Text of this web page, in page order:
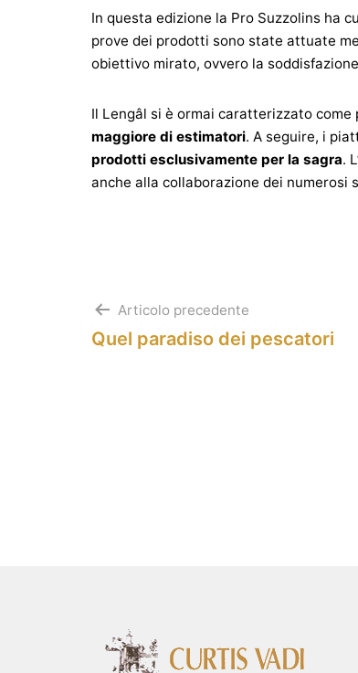
In questa edizione la Pro Suzzolins ha
prove dei prodotti sono state attuate
obiettivo mirato, ovvero la
Il Lengâl si è ormai caratterizzato
maggiore di estimatori. A seguire, i
prodotti esclusivamente per la sagra.
anche alla collaborazione dei numerosi
Navigazione
Articolo precedente
Quel paradiso dei pescatori